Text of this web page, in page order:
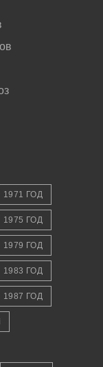
1971 ГОД
1975 ГОД
1979 ГОД
1983 ГОД
1987 ГОД